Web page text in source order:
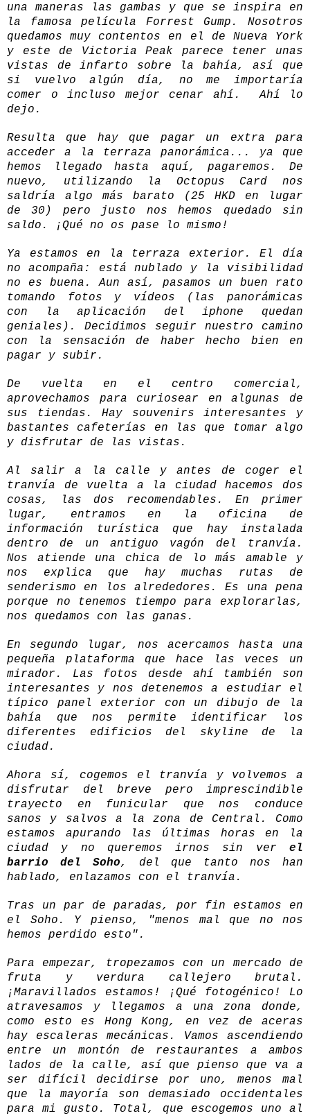
una maneras las gambas y que se inspira en
la famosa película Forrest Gump. Nosotros
quedamos muy contentos en el de Nueva York
y este de Victoria Peak parece tener unas
vistas de infarto sobre la bahía, así que
si vuelvo algún día, no me importaría
comer o incluso mejor cenar ahí. Ahí lo
dejo.
Resulta que hay que pagar un extra para
acceder a la terraza panorámica... ya que
hemos llegado hasta aquí, pagaremos. De
nuevo, utilizando la Octopus Card nos
saldría algo más barato (25 HKD en lugar
de 30) pero justo nos hemos quedado sin
saldo. ¡Qué no os pase lo mismo!
Ya estamos en la terraza exterior. El día
no acompaña: está nublado y la visibilidad
no es buena. Aun así, pasamos un buen rato
tomando fotos y vídeos (las panorámicas
con la aplicación del iphone quedan
geniales). Decidimos seguir nuestro camino
con la sensación de haber hecho bien en
pagar y subir.
De vuelta en el centro comercial,
aprovechamos para curiosear en algunas de
sus tiendas. Hay souvenirs interesantes y
bastantes cafeterías en las que tomar algo
y disfrutar de las vistas.
Al salir a la calle y antes de coger el
tranvía de vuelta a la ciudad hacemos dos
cosas, las dos recomendables. En primer
lugar, entramos en la oficina de
información turística que hay instalada
dentro de un antiguo vagón del tranvía.
Nos atiende una chica de lo más amable y
nos explica que hay muchas rutas de
senderismo en los alrededores. Es una pena
porque no tenemos tiempo para explorarlas,
nos quedamos con las ganas.
En segundo lugar, nos acercamos hasta una
pequeña plataforma que hace las veces un
mirador. Las fotos desde ahí también son
interesantes y nos detenemos a estudiar el
típico panel exterior con un dibujo de la
bahía que nos permite identificar los
diferentes edificios del skyline de la
ciudad.
Ahora sí, cogemos el tranvía y volvemos a
disfrutar del breve pero imprescindible
trayecto en funicular que nos conduce
sanos y salvos a la zona de Central. Como
estamos apurando las últimas horas en la
ciudad y no queremos irnos sin ver el
barrio del Soho, del que tanto nos han
hablado, enlazamos con el tranvía.
Tras un par de paradas, por fin estamos en
el Soho. Y pienso, "menos mal que no nos
hemos perdido esto".
Para empezar, tropezamos con un mercado de
fruta y verdura callejero brutal.
¡Maravillados estamos! ¡Qué fotogénico! Lo
atravesamos y llegamos a una zona donde,
como esto es Hong Kong, en vez de aceras
hay escaleras mecánicas. Vamos ascendiendo
entre un montón de restaurantes a ambos
lados de la calle, así que pienso que va a
ser difícil decidirse por uno, menos mal
que la mayoría son demasiado occidentales
para mi gusto. Total, que escogemos uno al